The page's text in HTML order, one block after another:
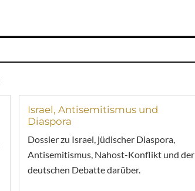
Israel, Antisemitismus und
Diaspora
Dossier zu Israel, jüdischer Diaspora,
Antisemitismus, Nahost-Konflikt und der
deutschen Debatte darüber.